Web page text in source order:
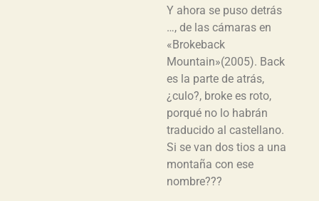
Y ahora se puso detrás
…, de las cámaras en
«Brokeback
Mountain»(2005). Back
es la parte de atrás,
¿culo?, broke es roto,
porqué no lo habrán
traducido al castellano.
Si se van dos tios a una
montaña con ese
nombre???